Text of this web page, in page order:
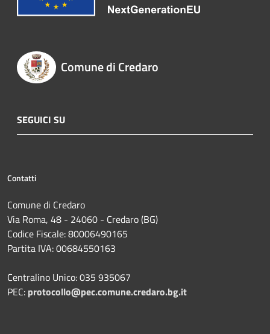
Comune di Credaro
SEGUICI SU
Contatti
Comune di Credaro
Via Roma, 48 - 24060 - Credaro (BG)
Codice Fiscale: 80006490165
Partita IVA: 00684550163
Centralino Unico: 035 935067
PEC: protocollo@pec.comune.credaro.bg.it